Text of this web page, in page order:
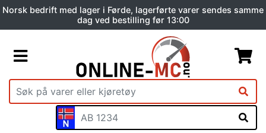
Norsk bedrift med lager i Førde, lagerførte varer sendes samme
dag ved bestilling før 13:00